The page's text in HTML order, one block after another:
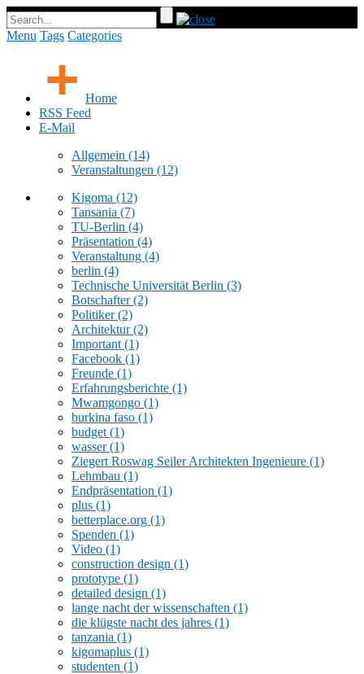
Menu Tags Categories
Home
RSS Feed
E-Mail
Allgemein (14)
Veranstaltungen (12)
Kigoma (12)
Tansania (7)
TU-Berlin (4)
Präsentation (4)
Veranstaltung (4)
berlin (4)
Technische Universität Berlin (3)
Botschafter(2)
Politiker(2)
Architektur(2)
Important (1)
Facebook (1)
Freunde (1)
Erfahrungsberichte (1)
Mwamgongo (1)
burkina faso (1)
budget (1)
wasser(1)
Ziegert Roswag Seiler Architekten Ingenieure (1)
Lehmbau (1)
Endpräsentation (1)
plus (1)
betterplace.org (1)
Spenden (1)
Video (1)
construction design (1)
prototype (1)
detailed design (1)
lange nacht der wissenschaften (1)
die klügste nacht des jahres (1)
tanzania (1)
kigomaplus (1)
studenten (1)